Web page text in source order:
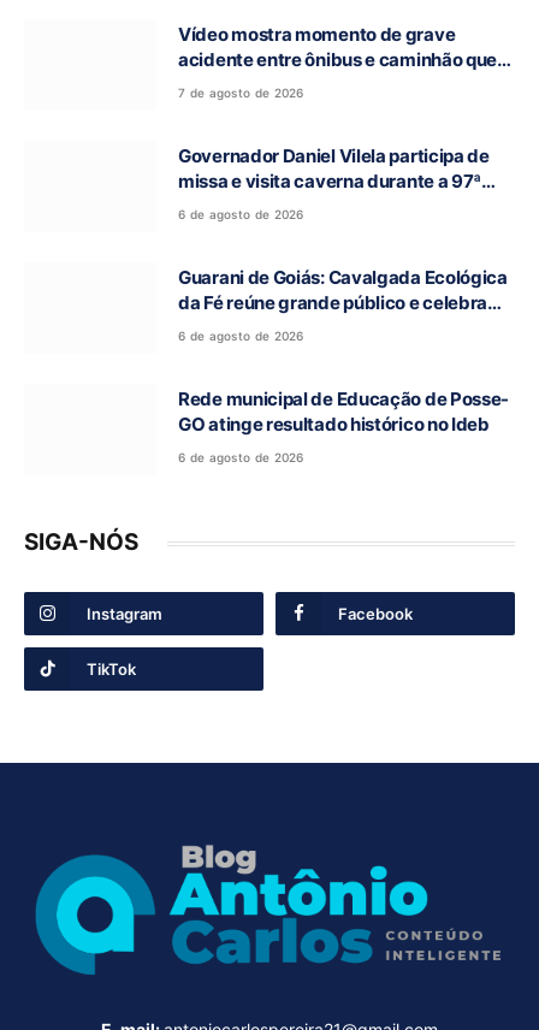
Vídeo mostra momento de grave
acidente entre ônibus e caminhão que
deixou cinco mortos na GO-010, em
7 de agosto de 2026
Governador Daniel Vilela participa de
missa e visita caverna durante a 97ª
Romaria do Bom Jesus da Lapa de Terra
6 de agosto de 2026
Guarani de Goiás: Cavalgada Ecológica
da Fé reúne grande público e celebra
tradição religiosa
6 de agosto de 2026
Rede municipal de Educação de Posse-
GO atinge resultado histórico no Ideb
6 de agosto de 2026
SIGA-NÓS
Instagram Facebook
TikTok